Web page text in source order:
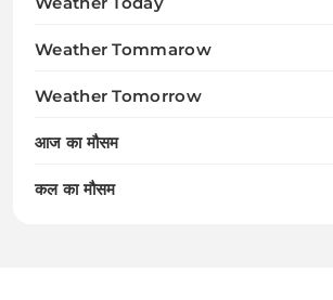
Weather Tommarow
Weather Tomorrow
आज का मौसम
कल का मौसम